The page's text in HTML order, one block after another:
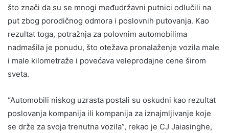
što znači da su se mnogi međudržavni putnici odlučili na
put zbog porodičnog odmora i poslovnih putovanja. Kao
rezultat toga, potražnja za polovnim automobilima
nadmašila je ponudu, što otežava pronalaženje vozila male
i male kilometraže i povećava veleprodajne cene širom
sveta.
“Automobili niskog uzrasta postali su oskudni kao rezultat
poslovanja kompanija ili kompanija za iznajmljivanje koje
se drže za svoja trenutna vozila”, rekao je CJ Jaiasinghe,